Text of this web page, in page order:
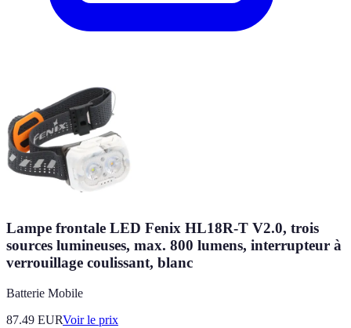
Lampe frontale LED Fenix HL18R-T V2.0, trois
sources lumineuses, max. 800 lumens, interrupteur à
verrouillage coulissant, blanc
Batterie Mobile
87.49 EURVoir le prix